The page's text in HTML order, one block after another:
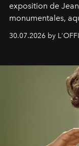
exposition de
monumentales,
émotionnel où
émerveillement.
30.07.2026 by